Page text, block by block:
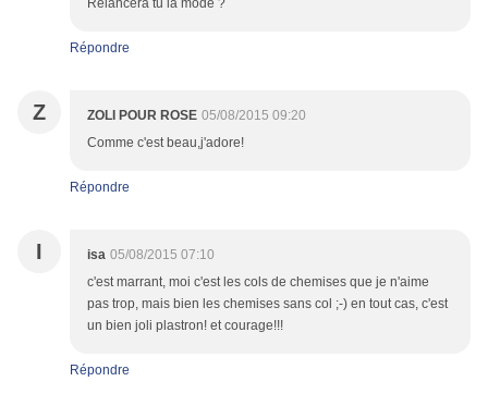
Relancera tu la mode ?
Répondre
Z ZOLI POUR ROSE 05/08/2015 09:20
Comme c'est beau,j'adore!
Répondre
I isa 05/08/2015 07:10
c'est marrant, moi c'est les cols de chemises que je n'aime
pas trop, mais bien les chemises sans col ;-) en tout cas, c'est
un bien joli plastron! et courage!!!
Répondre